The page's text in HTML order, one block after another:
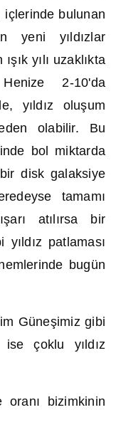
içlerinde bulunan
yeni yıldızlar
yılı uzaklıkta
2-10'da
yıldız oluşum
olabilir. Bu
bol miktarda
disk galaksiye
tamamı
atılırsa bir
patlaması
bugün
Güneşimiz gibi
ise çoklu yıldız
oranı bizimkinin